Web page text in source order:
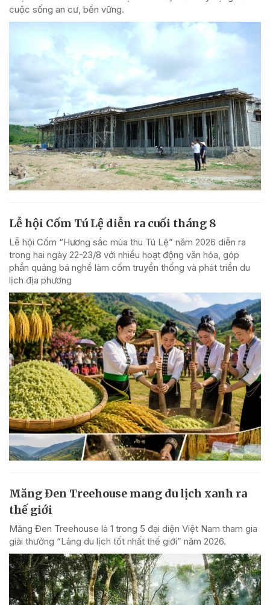
cuộc sống an cư, bền vững.
Lễ hội Cốm Tú Lệ diễn ra cuối tháng 8
Lễ hội Cốm “Hương sắc mùa thu Tú Lệ” năm 2026 diễn ra
trong hai ngày 22-23/8 với nhiều hoạt động văn hóa, góp
phần quảng bá nghề làm cốm truyền thống và phát triển du
lịch địa phương
Măng Đen Treehouse mang du lịch xanh ra
thế giới
Măng Đen Treehouse là 1 trong 5 đại diện Việt Nam tham gia
giải thưởng “Làng du lịch tốt nhất thế giới” năm 2026.